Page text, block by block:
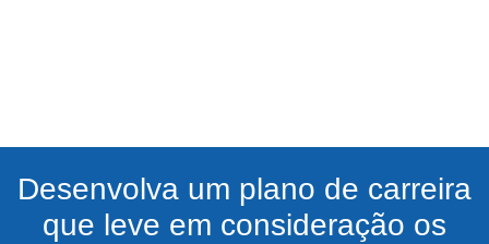
Desenvolva um plano de carreira
que leve em consideração os